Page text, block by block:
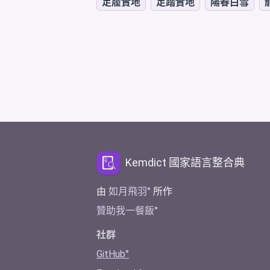
Kemdict 國家語言整合典
由 如月飛羽
所作
贊助我一餐飯
社群
GitHub